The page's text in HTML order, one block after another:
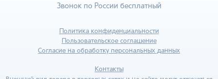
Звонок по России бесплатный
Политика конфиденциальности
Пользовательское соглашение
Согласие на обработку персональных данных
Контакты